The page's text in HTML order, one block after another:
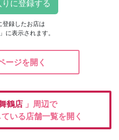
登録したお店は
」に表示されます。
ージを開く
鶴店 」周辺で
いる店舗一覧を開く